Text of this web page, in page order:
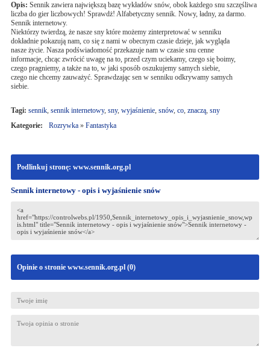
Opis: Sennik zawiera największą bazę wykładów snów, obok każdego snu szczęśliwa
liczba do gier liczbowych! Sprawdż! Alfabetyczny sennik. Nowy, ładny, za darmo.
Sennik internetowy.
Niektórzy twierdzą, że nasze sny które możemy zinterpretować w senniku
dokładnie pokazują nam, co się z nami w obecnym czasie dzieje, jak wygląda
nasze życie. Nasza podświadomość przekazuje nam w czasie snu cenne
informacje, chcąc zwrócić uwagę na to, przed czym uciekamy, czego się boimy,
czego pragniemy, a także na to, w jaki sposób oszukujemy samych siebie,
czego nie chcemy zauważyć. Sprawdzając sen w senniku odkrywamy samych
siebie.
Tagi: sennik, sennik internetowy, sny, wyjaśnienie, snów, co, znaczą, sny
Kategorie:
Rozrywka» Fantastyka
Podlinkuj stronę: www.sennik.org.pl
Sennik internetowy - opis i wyjaśnienie snów
Opinie o stronie www.sennik.org.pl (0)